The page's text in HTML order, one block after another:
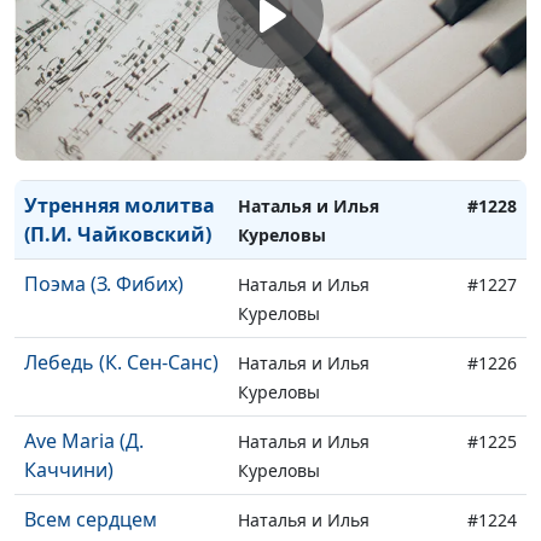
Твоя любовь Зинаида Гаевая #1231
Христос, зайди в
мой дом
Зинаида Гаевая #1230
Любовь Христа Зинаида Гаевая #1229
Утренняя молитва
(П.И. Чайковский)
Наталья и Илья
Куреловы
#1228
Поэма (З. Фибих)
Наталья и Илья
Куреловы
#1227
Лебедь (К. Сен-Санс)
Наталья и Илья
Куреловы
#1226
Ave Maria (Д.
Каччини)
Наталья и Илья
Куреловы
#1225
Всем сердцем
Наталья и Илья
#1224